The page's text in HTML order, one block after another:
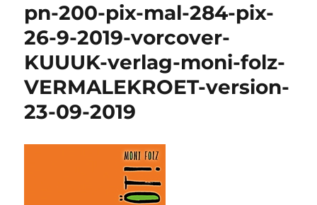
pn-200-pix-mal-284-pix-
26-9-2019-vorcover-
KUUUK-verlag-moni-folz-
VERMALEKROET-version-
23-09-2019